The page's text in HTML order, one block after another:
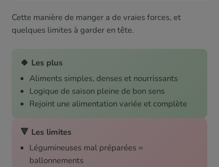
Cette manière de manger a de vraies forces, et
quelques limites à garder en tête.
🍀 Les plus
Aliments simples, denses et nourrissants
Logique de saison pleine de bon sens
Rejoint une alimentation variée et complète
🔻 Les limites
Légumineuses mal préparées =
ballonnements